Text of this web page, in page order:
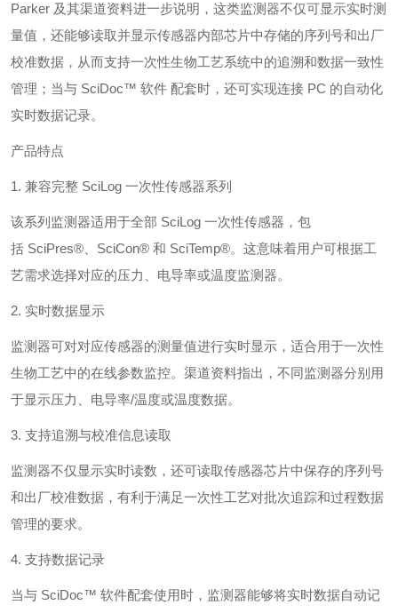
Parker 及其渠道资料进一步说明，这类监测器不仅可显示实时测
量值，还能够读取并显示传感器内部芯片中存储的序列号和出厂
校准数据，从而支持一次性生物工艺系统中的追溯和数据一致性
管理；当与 SciDoc™ 软件 配套时，还可实现连接 PC 的自动化
实时数据记录。
产品特点
1. 兼容完整 SciLog 一次性传感器系列
该系列监测器适用于全部 SciLog 一次性传感器，包
括 SciPres®、SciCon® 和 SciTemp®。这意味着用户可根据工
艺需求选择对应的压力、电导率或温度监测器。
2. 实时数据显示
监测器可对对应传感器的测量值进行实时显示，适合用于一次性
生物工艺中的在线参数监控。渠道资料指出，不同监测器分别用
于显示压力、电导率/温度或温度数据。
3. 支持追溯与校准信息读取
监测器不仅显示实时读数，还可读取传感器芯片中保存的序列号
和出厂校准数据，有利于满足一次性工艺对批次追踪和过程数据
管理的要求。
4. 支持数据记录
当与 SciDoc™ 软件配套使用时，监测器能够将实时数据自动记